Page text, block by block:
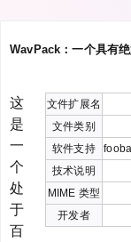
WavPack：一个具有
文件扩展名
文件类别
软件支持
技术说明
MIME 类型
开发者
这
是
一
个
处
于
百